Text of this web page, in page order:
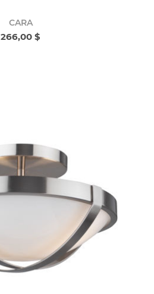
CARA
266,00 $